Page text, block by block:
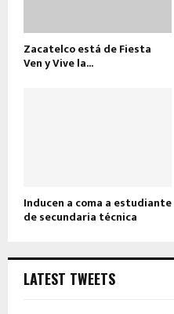
Zacatelco está de Fiesta
Ven y Vive la...
Inducen a coma a estudiante
de secundaria técnica
LATEST TWEETS